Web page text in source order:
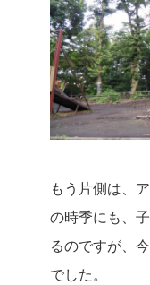
もう片側は、
の時季にも、
るのですが、
でした。